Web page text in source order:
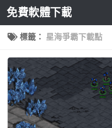
Skip to content
免費軟體下載
標籤： 星海爭霸下載點